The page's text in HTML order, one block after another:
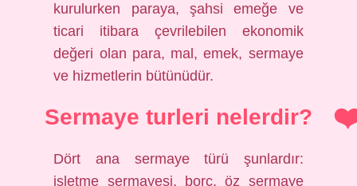
kurulurken paraya, şahsi emeğe ve
ticari itibara çevrilebilen ekonomik
değeri olan para, mal, emek, sermaye
ve hizmetlerin bütünüdür.
Sermaye turleri nelerdir?
Dört ana sermaye türü şunlardır:
işletme sermayesi, borç, öz sermaye